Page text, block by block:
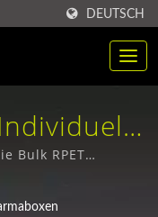
DEUTSCH
PP-
Bulk RPET
wettbewerbsfähige